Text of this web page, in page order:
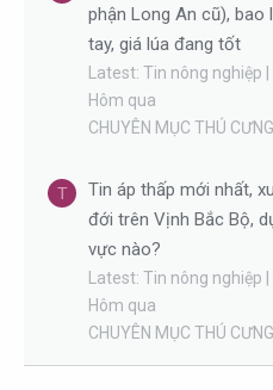
phận Long An cũ),
tay, giá lúa đang tốt
Latest: Tin nông nghiệp
Hôm qua
CHUYÊN MỤC THÚ CƯNG
T
Tin áp thấp mới nhất,
đới trên Vịnh Bắc Bộ,
vực nào?
Latest: Tin nông nghiệp
Hôm qua
CHUYÊN MỤC THÚ CƯNG